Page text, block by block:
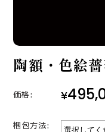
陶額・色絵
価格: ¥
梱包方法: